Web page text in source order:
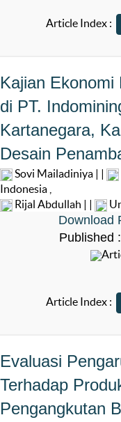
Article Index :
Kajian Ekonomi
di PT.
Kartanegara,
Desain
Sovi Mailadiniya | |
Indonesia
Rijal Abdullah | |
Download
Published
Article Index :
Evaluasi
Terhadap
Pengangkutan